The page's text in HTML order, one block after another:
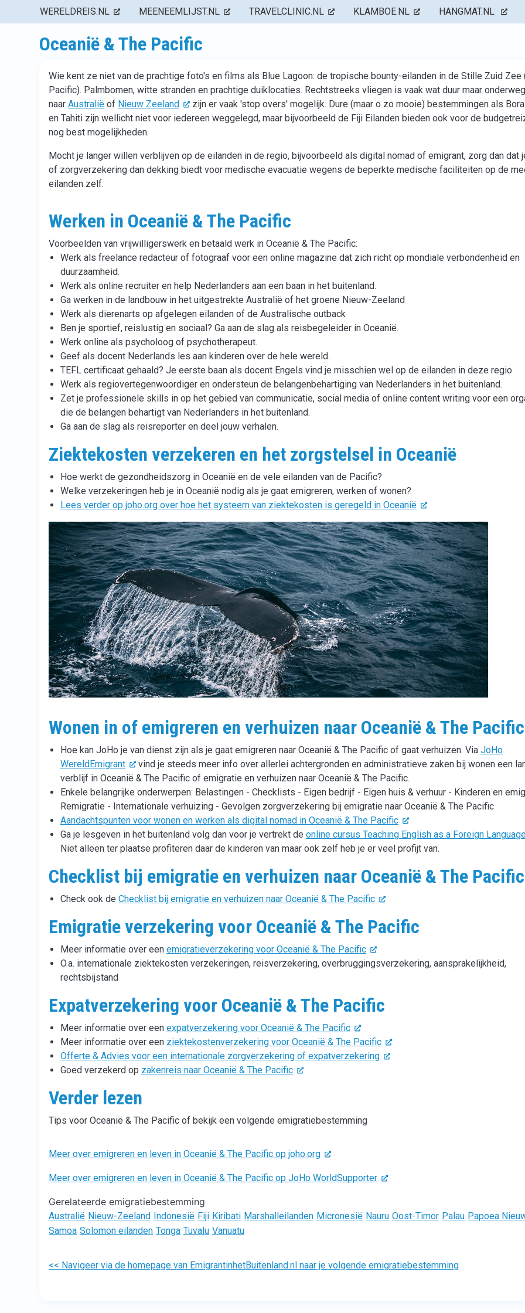
WERELDREIS.NL MEENEEMLIJST.NL TRAVELCLINIC.NL KLAMBOE.NL HANGMAT.NL
Oceanië & The Pacific
Wie kent ze niet van de prachtige foto's en films als Blue Lagoon: de tropische bounty-eilanden in de Stille Zuid Zee
Pacific). Palmbomen, witte stranden en prachtige duiklocaties. Rechtstreeks vliegen is vaak wat duur maar
naar Australië of Nieuw Zeeland
zijn er vaak 'stop overs' mogelijk. Dure (maar o zo mooie) bestemmingen als
en Tahiti zijn wellicht niet voor iedereen weggelegd, maar bijvoorbeeld de Fiji Eilanden bieden ook voor de
nog best mogelijkheden.
Mocht je langer willen verblijven op de eilanden in de regio, bijvoorbeeld als digital nomad of emigrant, zorg dan dat
of zorgverzekering dan dekking biedt voor medische evacuatie wegens de beperkte medische faciliteiten op de
eilanden zelf.
Werken in Oceanië & The Pacific
Voorbeelden van vrijwilligerswerk en betaald werk in Oceanië & The Pacific:
Werk als freelance redacteur of fotograaf voor een online magazine dat zich richt op mondiale verbondenheid en
duurzaamheid.
Werk als online recruiter en help Nederlanders aan een baan in het buitenland.
Ga werken in de landbouw in het uitgestrekte Australië of het groene Nieuw-Zeeland
Werk als dierenarts op afgelegen eilanden of de Australische outback
Ben je sportief, reislustig en sociaal? Ga aan de slag als reisbegeleider in Oceanië.
Werk online als psycholoog of psychotherapeut.
Geef als docent Nederlands les aan kinderen over de hele wereld.
TEFL certificaat gehaald? Je eerste baan als docent Engels vind je misschien wel op de eilanden in deze regio
Werk als regiovertegenwoordiger en ondersteun de belangenbehartiging van Nederlanders in het buitenland.
Zet je professionele skills in op het gebied van communicatie, social media of online content writing voor een
die de belangen behartigt van Nederlanders in het buitenland.
Ga aan de slag als reisreporter en deel jouw verhalen.
Ziektekosten verzekeren en het zorgstelsel in Oceanië
Hoe werkt de gezondheidszorg in Oceanië en de vele eilanden van de Pacific?
Welke verzekeringen heb je in Oceanië nodig als je gaat emigreren, werken of wonen?
Lees verder op joho.org over hoe het systeem van ziektekosten is geregeld in Oceanië
Wonen in of emigreren en verhuizen naar Oceanië & The Pacific
Hoe kan JoHo je van dienst zijn als je gaat emigreren naar Oceanië & The Pacific of gaat verhuizen. Via JoHo
WereldEmigrant
vind je steeds meer info over allerlei achtergronden en administratieve zaken bij wonen een
verblijf in Oceanië & The Pacific of emigratie en verhuizen naar Oceanië & The Pacific.
Enkele belangrijke onderwerpen: Belastingen - Checklists - Eigen bedrijf - Eigen huis & verhuur - Kinderen en
Remigratie - Internationale verhuizing - Gevolgen zorgverzekering bij emigratie naar Oceanië & The Pacific
Aandachtspunten voor wonen en werken als digital nomad in Oceanië & The Pacific
Ga je lesgeven in het buitenland volg dan voor je vertrekt de online cursus Teaching English as a Foreign
Niet alleen ter plaatse profiteren daar de kinderen van maar ook zelf heb je er veel profijt van.
Checklist bij emigratie en verhuizen naar Oceanië & The Pacific
Check ook de Checklist bij emigratie en verhuizen naar Oceanië & The Pacific
Emigratie verzekering voor Oceanië & The Pacific
Meer informatie over een emigratieverzekering voor Oceanië & The Pacific
O.a. internationale ziektekosten verzekeringen, reisverzekering, overbruggingsverzekering, aansprakelijkheid,
rechtsbijstand
Expatverzekering voor Oceanië & The Pacific
Meer informatie over een expatverzekering voor Oceanië & The Pacific
Meer informatie over een ziektekostenverzekering voor Oceanië & The Pacific
Offerte & Advies voor een internationale zorgverzekering of expatverzekering
Goed verzekerd op zakenreis naar Oceanië & The Pacific
Verder lezen
Tips voor Oceanië & The Pacific of bekijk een volgende emigratiebestemming
Meer over emigreren en leven in Oceanië & The Pacific op joho.org
Meer over emigreren en leven in Oceanië & The Pacific op JoHo WorldSupporter
Gerelateerde emigratiebestemming
Australië Nieuw-Zeeland Indonesië Fiji Kiribati Marshalleilanden Micronesië Nauru Oost-Timor Palau Papoea
Samoa Solomon eilanden Tonga Tuvalu Vanuatu
<< Navigeer via de homepage van EmigrantinhetBuitenland.nl naar je volgende emigratiebestemming